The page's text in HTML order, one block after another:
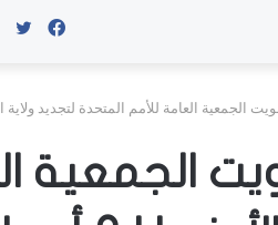
العامة للأمم المتحدة لتجديد ولاية الأونروا
الجمعية